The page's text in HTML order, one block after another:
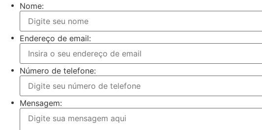
Nome:
Endereço de email:
Número de telefone:
Mensagem: